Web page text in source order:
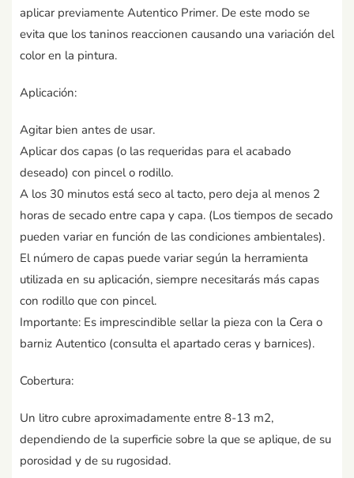
aplicar previamente Autentico Primer. De este modo se
evita que los taninos reaccionen causando una variación del
color en la pintura.
Aplicación:
Agitar bien antes de usar.
Aplicar dos capas (o las requeridas para el acabado
deseado) con pincel o rodillo.
A los 30 minutos está seco al tacto, pero deja al menos 2
horas de secado entre capa y capa. (Los tiempos de secado
pueden variar en función de las condiciones ambientales).
El número de capas puede variar según la herramienta
utilizada en su aplicación, siempre necesitarás más capas
con rodillo que con pincel.
Importante: Es imprescindible sellar la pieza con la Cera o
barniz Autentico (consulta el apartado ceras y barnices).
Cobertura:
Un litro cubre aproximadamente entre 8-13 m2,
dependiendo de la superficie sobre la que se aplique, de su
porosidad y de su rugosidad.